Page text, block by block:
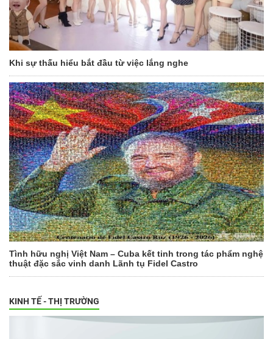
Khi sự thấu hiểu bắt đầu từ việc lắng nghe
Tình hữu nghị Việt Nam – Cuba kết tinh trong tác phẩm nghệ
thuật đặc sắc vinh danh Lãnh tụ Fidel Castro
KINH TẾ - THỊ TRƯỜNG